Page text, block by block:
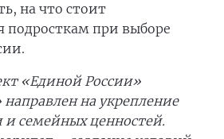
на что стоит
подросткам при выборе
«Единой России»
на укрепление
и семейных ценностей.